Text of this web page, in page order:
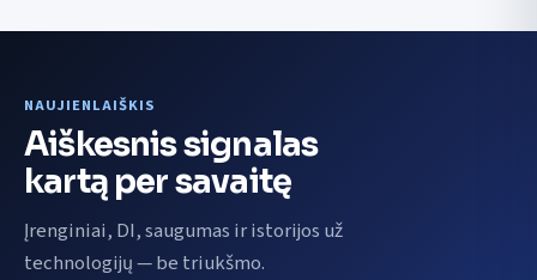
NAUJIENLAIŠKIS
Aiškesnis signalas
kartą per savaitę
Įrenginiai, DI, saugumas ir istorijos už
technologijų — be triukšmo.